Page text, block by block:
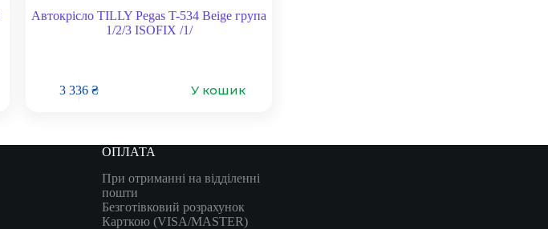
Автокрісло TILLY Pegas T-534 Beige група
1/2/3 ISOFIX /1/
3 336₴ У кошик
ОПЛАТА
При отриманні на відділенні
пошти
Безготівковий розрахунок
Карткою (VISA/MASTER)